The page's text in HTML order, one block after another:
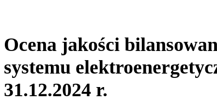
Ocena jakości
systemu
31.12.2024 r.